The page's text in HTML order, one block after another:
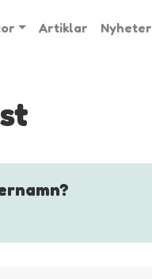
Artiklar Nyheter